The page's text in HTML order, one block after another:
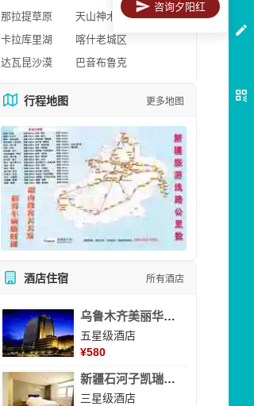
那拉提草原
天山神木园
卡拉库里湖
喀什老城区
达瓦昆沙漠
巴音布鲁克
行程地图 更多地图
酒店住宿 所有酒店
乌鲁木齐美丽华大酒
五星级酒店
¥580
新疆石河子凯瑞酒店
三星级酒店
咨询夕阳红